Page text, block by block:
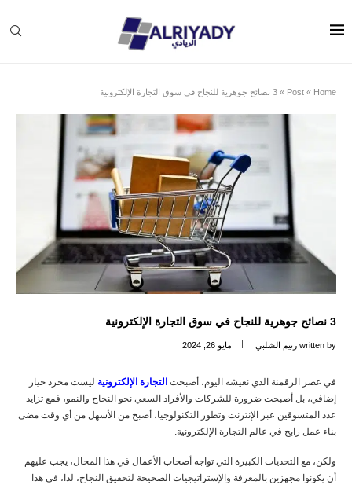
Home
»
Post
» 3 نصائح جوهرية للنجاح في سوق التجارة الإلكترونية
3 نصائح جوهرية للنجاح في سوق التجارة الإلكترونية
written by رنيم الشلبي مايو 26, 2024
في عصر الرقمنة الذي نعيشه اليوم، أصبحت التجارة الإلكترونية ليست مجرد خيار
إضافي، بل أصبحت ضرورة للشركات والأفراد السعي نحو النجاح والنمو، فمع تزايد
عدد المتسوقين عبر الإنترنت وتطور التكنولوجيا، أصبح من الأسهل من أي وقت مضى
بناء عمل رابح في عالم التجارة الإلكترونية.
ولكن، مع التحديات الكبيرة التي تواجه أصحاب الأعمال في هذا المجال، يجب عليهم
أن يكونوا مجهزين بالمعرفة والإستراتيجيات الصحيحة لتحقيق النجاح، لذا، في هذا